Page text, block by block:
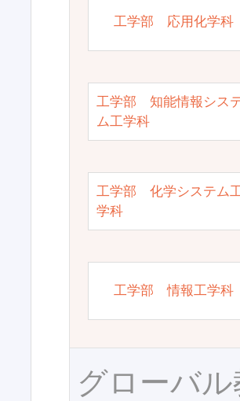
工学部 応用化学科
工学部 知能情報シス
ム工学科
工学部 化学システム
学科
工学部 情報工学科
グローバ